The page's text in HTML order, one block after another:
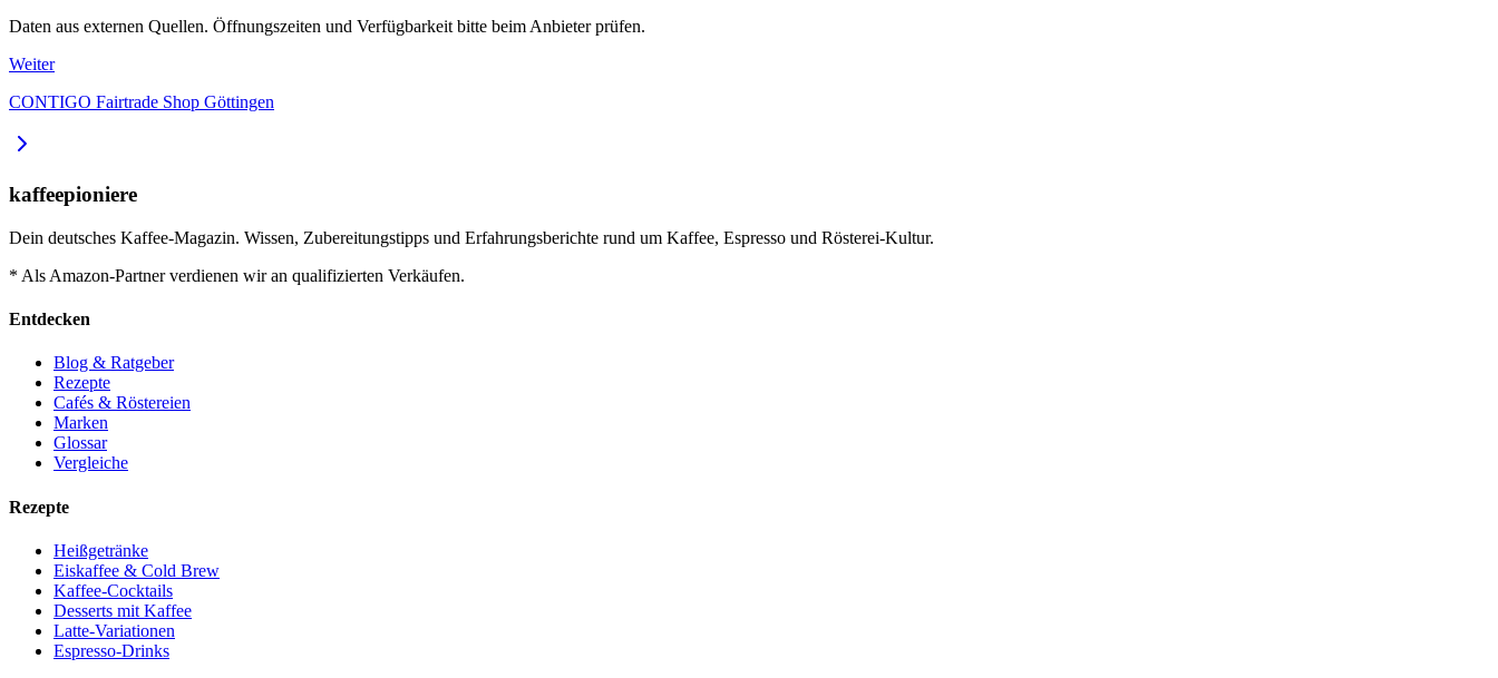
Daten aus externen Quellen. Öffnungszeiten und Verfügbarkeit bitte beim Anbieter prüfen.
Weiter
CONTIGO Fairtrade Shop Göttingen
kaffeepioniere
Dein deutsches Kaffee-Magazin. Wissen, Zubereitungstipps und Erfahrungsberichte rund um Kaffee, Espresso und Rösterei-Kultur.
* Als Amazon-Partner verdienen wir an qualifizierten Verkäufen.
Entdecken
Blog & Ratgeber
Rezepte
Cafés & Röstereien
Marken
Glossar
Vergleiche
Rezepte
Heißgetränke
Eiskaffee & Cold Brew
Kaffee-Cocktails
Desserts mit Kaffee
Latte-Variationen
Espresso-Drinks